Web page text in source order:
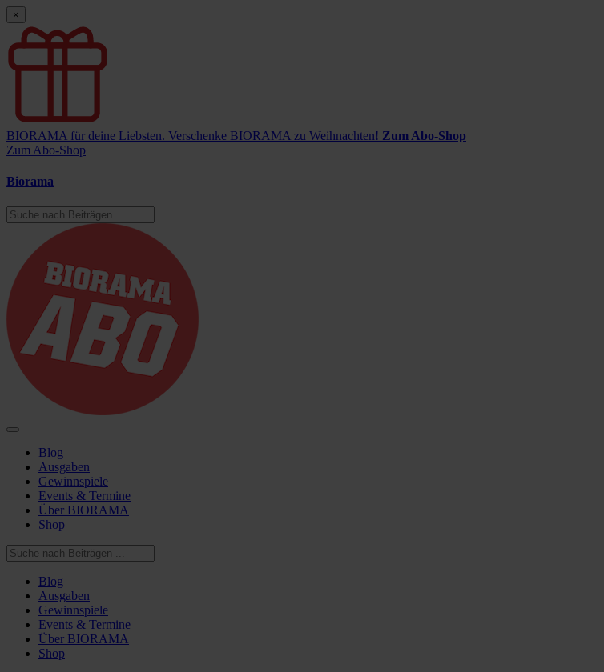
×
BIORAMA für deine Liebsten. Verschenke BIORAMA zu Weihnachten! Zum Abo-Shop
Zum Abo-Shop
Biorama
Blog
Ausgaben
Gewinnspiele
Events & Termine
Über BIORAMA
Shop
Blog
Ausgaben
Gewinnspiele
Events & Termine
Über BIORAMA
Shop